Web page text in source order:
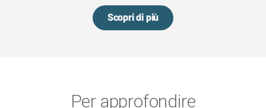
Scopri di più
Per approfondire